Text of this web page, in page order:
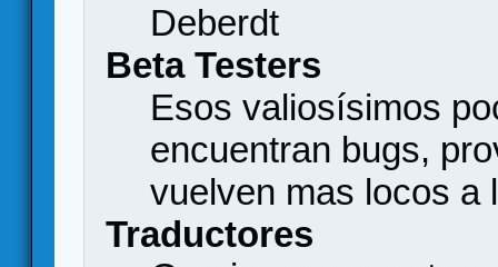
Deberdt
Beta Testers
Esos valiosísimos
encuentran bugs,
vuelven mas locos a
Traductores